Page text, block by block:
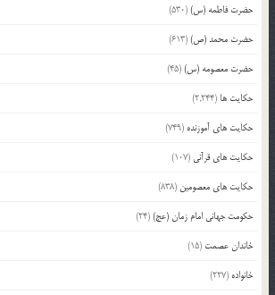
حضرت فاطمه (س)(530)
حضرت محمد (ص)(613)
حضرت معصومه (س)(45)
حکایت ها (2,244)
حکایت های آموزنده (749)
حکایت های قرآنی (107)
حکایت های معصومین (838)
حکومت جهانی امام زمان (عج)(24)
خاندان عصمت (15)
خانواده (227)